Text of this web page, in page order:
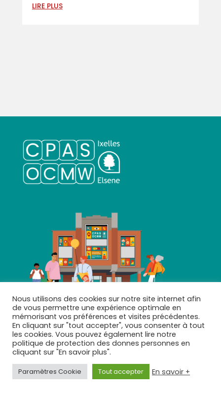
LIRE PLUS
PLAN DU SITE
Accueil
Aides
Nous utilisons des cookies sur notre site internet afin
de vous permettre une expérience optimale en
mémorisant vos préférences et visites précédentes.
En cliquant sur "tout accepter", vous consenter à tout
les cookies. Vous pouvez également lire notre
politique de protection des donnes personnes en
cliquant sur "En savoir plus".
Paramètres Cookie Tout accepter En savoir +